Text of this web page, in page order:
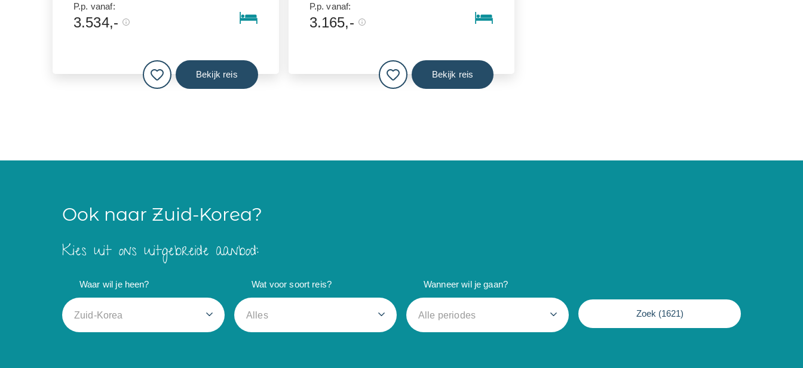
P.p. vanaf:
3.534,-
Bekijk reis
P.p. vanaf:
3.165,-
Bekijk reis
Ook naar Zuid-Korea?
Kies uit ons uitgebreide aanbod:
Waar wil je heen?
Zuid-Korea
Wat voor soort reis?
Alles
Wanneer wil je gaan?
Alle periodes Zoek (1621)